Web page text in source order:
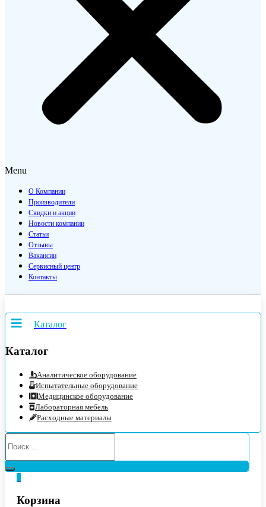
Menu
О Компании
Производители
Скидки и акции
Новости компании
Статьи
Отзывы
Вакансии
Сервисный центр
Контакты
Каталог
Каталог
Аналитическое оборудование
Испытательные оборудование
Медицинское оборудование
Лабораторная мебель
Расходные материалы
Корзина